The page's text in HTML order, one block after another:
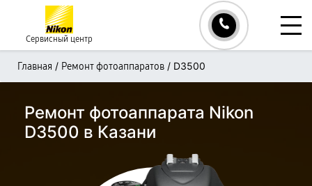
Сервисный центр
Главная / Ремонт фотоаппаратов / D3500
Ремонт фотоаппарата Nikon
D3500 в Казани